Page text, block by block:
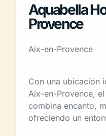
Aquabella
Provence
Aix-en-Provence
Con una ubicación
Aix-en-Provence,
combina encanto,
ofreciendo un